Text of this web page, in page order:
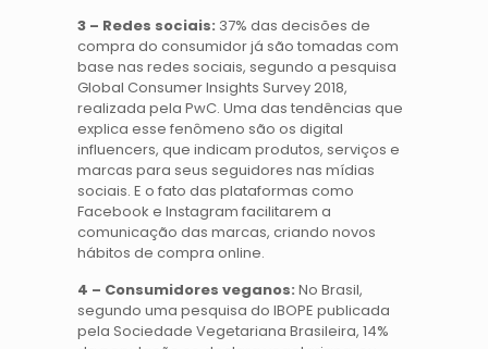
3 – Redes sociais: 37% das decisões de
compra do consumidor já são tomadas com
base nas redes sociais, segundo a pesquisa
Global Consumer Insights Survey 2018,
realizada pela PwC. Uma das tendências que
explica esse fenômeno são os digital
influencers, que indicam produtos, serviços e
marcas para seus seguidores nas mídias
sociais. E o fato das plataformas como
Facebook e Instagram facilitarem a
comunicação das marcas, criando novos
hábitos de compra online.
4 – Consumidores veganos: No Brasil,
segundo uma pesquisa do IBOPE publicada
pela Sociedade Vegetariana Brasileira, 14%